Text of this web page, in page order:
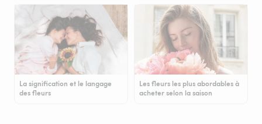
La signification et le langage
des fleurs
Les fleurs les plus abordables à
acheter selon la saison